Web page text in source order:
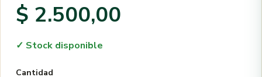
$ 2.500,00
✓ Stock disponible
Cantidad